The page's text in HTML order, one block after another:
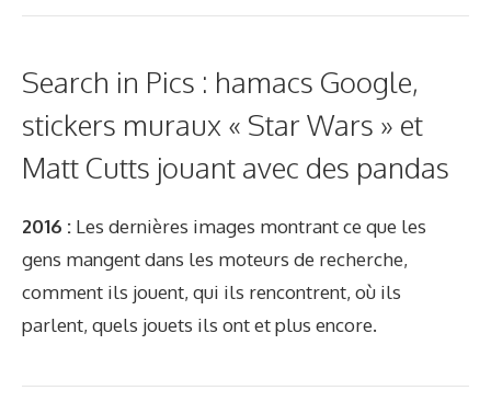
Search in Pics : hamacs Google,
stickers muraux « Star Wars » et
Matt Cutts jouant avec des pandas
2016 : Les dernières images montrant ce que les
gens mangent dans les moteurs de recherche,
comment ils jouent, qui ils rencontrent, où ils
parlent, quels jouets ils ont et plus encore.